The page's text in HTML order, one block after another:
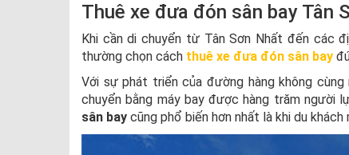
Thuê xe đưa đón sân bay Tân
Khi cần di chuyển từ Tân Sơn Nhất đến các
thường chọn cách thuê xe đưa đón sân bay
Với sự phát triển của đường hàng không
chuyển bằng máy bay được hàng trăm người
sân bay cũng phổ biến hơn nhất là khi du